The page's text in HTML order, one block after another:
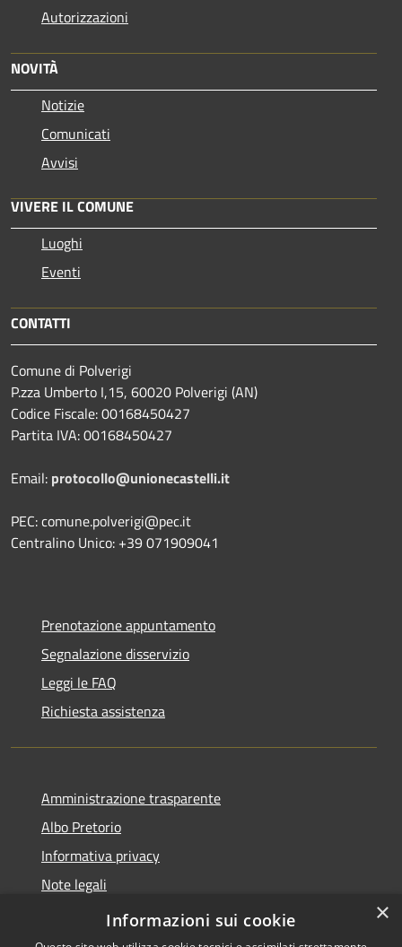
Autorizzazioni
NOVITÀ
Notizie
Comunicati
Avvisi
VIVERE IL COMUNE
Luoghi
Eventi
CONTATTI
Comune di Polverigi
P.zza Umberto I,15, 60020 Polverigi (AN)
Codice Fiscale: 00168450427
Partita IVA: 00168450427
Email: protocollo@unionecastelli.it
PEC: comune.polverigi@pec.it
Centralino Unico: +39 071909041
Prenotazione appuntamento
Segnalazione disservizio
Leggi le FAQ
Richiesta assistenza
Amministrazione trasparente
Albo Pretorio
Informativa privacy
Note legali
Dichiarazione di accessibilità
×
Informazioni sui cookie